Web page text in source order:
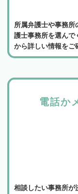
所属弁護士や事務
護士事務所を選んで
から詳しい情報をご
電話か
相談したい事務所が